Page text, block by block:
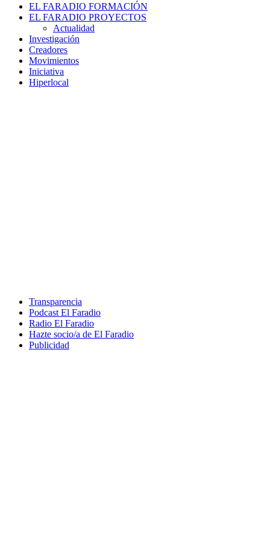
EL FARADIO FORMACIÓN
EL FARADIO PROYECTOS
Actualidad
Investigación
Creadores
Movimientos
Iniciativa
Hiperlocal
Transparencia
Podcast El Faradio
Radio El Faradio
Hazte socio/a de El Faradio
Publicidad